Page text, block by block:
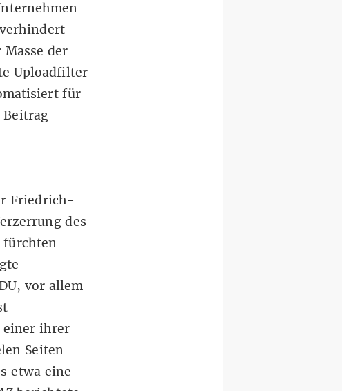
der
Uploadfilter
für
Friedrich-
des
fürchten
vor allem
einer ihrer
Seiten
etwa eine